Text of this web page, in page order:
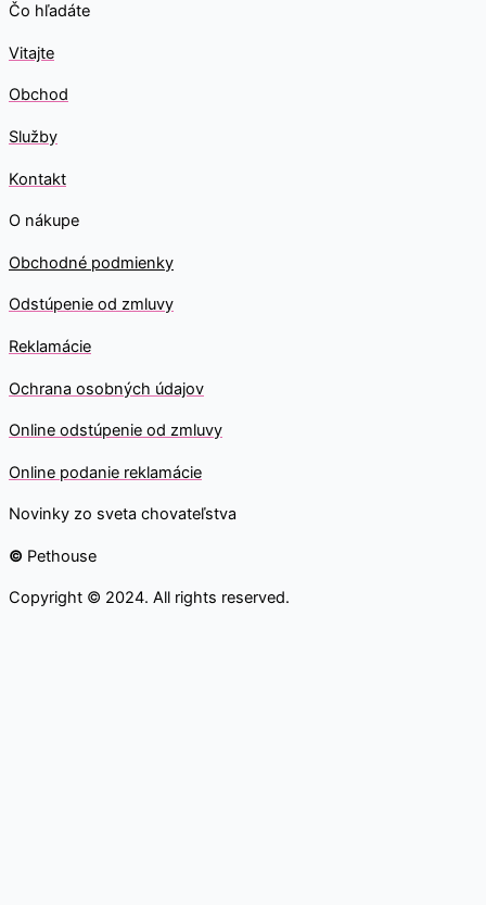
Čo hľadáte
Vitajte
Obchod
Služby
Kontakt
O nákupe
Obchodné podmienky
Odstúpenie od zmluvy
Reklamácie
Ochrana osobných údajov
Online odstúpenie od zmluvy
Online podanie reklamácie
Novinky zo sveta chovateľstva
© Pethouse
Copyright © 2024. All rights reserved.